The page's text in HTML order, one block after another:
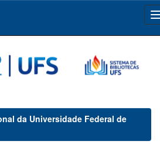
da Universidade Federal de